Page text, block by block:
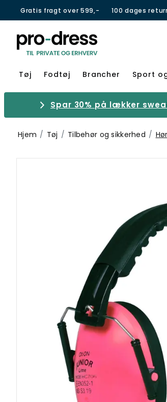
Gratis fragt over 599,- 100 dages
Tøj Fodtøj Brancher Sport
Spar 30% på lækker
Hjem Tøj Tilbehør og sikkerhed